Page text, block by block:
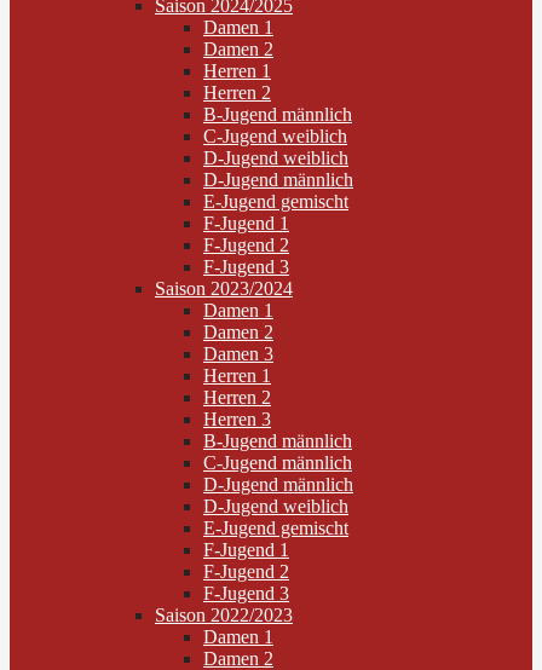
Saison 2024/2025
Damen 1
Damen 2
Herren 1
Herren 2
B-Jugend männlich
C-Jugend weiblich
D-Jugend weiblich
D-Jugend männlich
E-Jugend gemischt
F-Jugend 1
F-Jugend 2
F-Jugend 3
Saison 2023/2024
Damen 1
Damen 2
Damen 3
Herren 1
Herren 2
Herren 3
B-Jugend männlich
C-Jugend männlich
D-Jugend männlich
D-Jugend weiblich
E-Jugend gemischt
F-Jugend 1
F-Jugend 2
F-Jugend 3
Saison 2022/2023
Damen 1
Damen 2